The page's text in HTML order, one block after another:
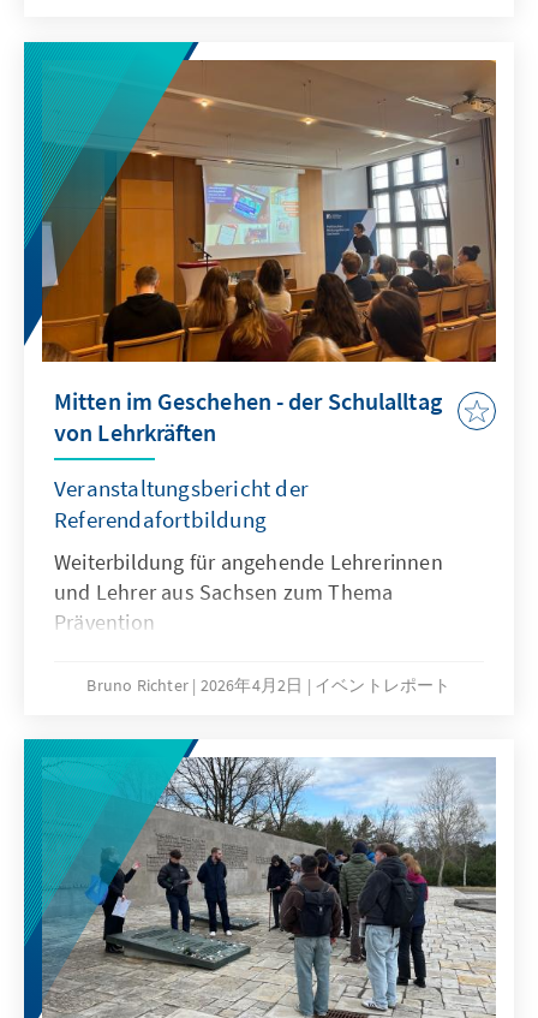
Ein Bericht von Fynn Verheyen, Fotos: Cetin
Yaman, Freier Journalist / Pressefotograf
Mitten im Geschehen - der Schulalltag
von Lehrkräften
Veranstaltungsbericht der
Referendafortbildung
Weiterbildung für angehende Lehrerinnen
und Lehrer aus Sachsen zum Thema
Prävention
Bruno Richter 2026年4月2日 イベントレポート